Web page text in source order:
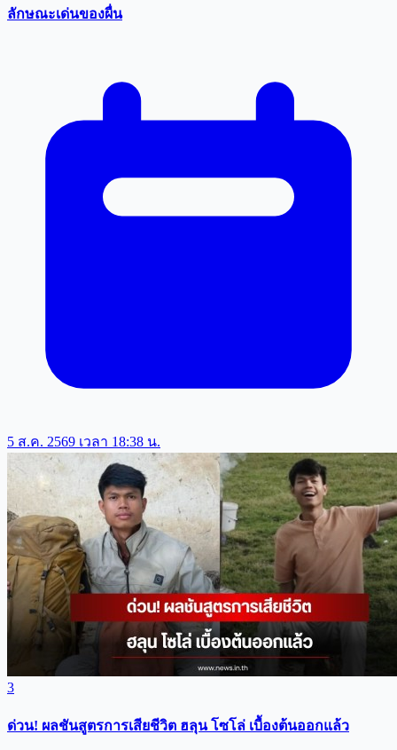
ลักษณะเด่นของผื่น
5 ส.ค. 2569 เวลา 18:38 น.
3
ด่วน! ผลชันสูตรการเสียชีวิต ฮลุน โซโล่ เบื้องต้นออกแล้ว